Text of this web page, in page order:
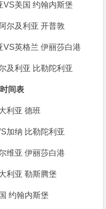
VS美国 约翰内斯堡
尔及利亚 开普敦
VS英格兰 伊丽莎白港
及利亚 比勒陀利亚
间表
利亚 德班
加纳 比勒陀利亚
维亚 伊丽莎白港
利亚 勒斯腾堡
约翰内斯堡